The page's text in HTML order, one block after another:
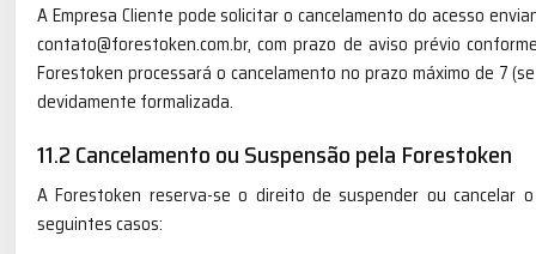
A Empresa Cliente pode solicitar o cancelamento do acesso
contato@forestoken.com.br, com prazo de aviso prévio
Forestoken processará o cancelamento no prazo máximo de 7
devidamente formalizada.
11.2 Cancelamento ou Suspensão pela Forestoken
A Forestoken reserva-se o direito de suspender ou cancelar
seguintes casos: